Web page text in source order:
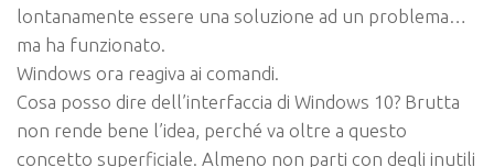
lontanamente essere una soluzione ad un problema…
ma ha funzionato.
Windows ora reagiva ai comandi.
Cosa posso dire dell’interfaccia di Windows 10? Brutta
non rende bene l’idea, perché va oltre a questo
concetto superficiale. Almeno non parti con degli inutili